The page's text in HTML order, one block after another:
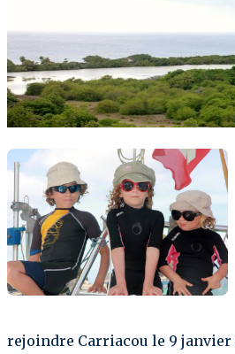
rejoindre Carriacou le 9 janvier